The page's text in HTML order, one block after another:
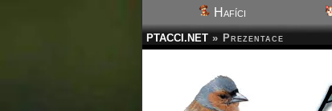
Hafíci
PTACCI.NET » Prezentace